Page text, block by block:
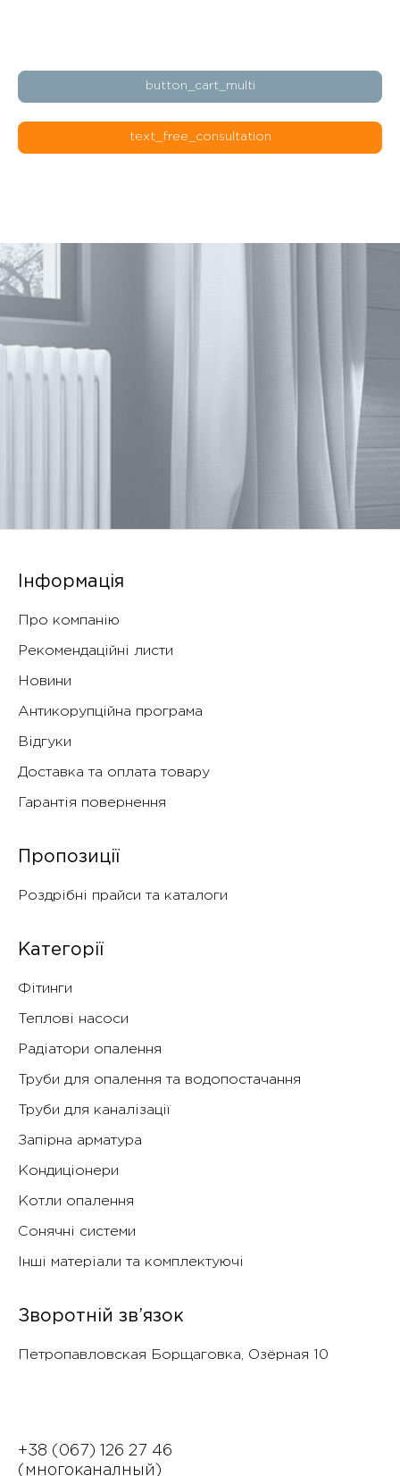
button_cart_multi
text_free_consultation
Інформація
Про компанію
Рекомендаційні листи
Новини
Антикорупційна програма
Відгуки
Доставка та оплата товару
Гарантія повернення
Пропозиції
Роздрібні прайси та каталоги
Категорії
Фітинги
Теплові насоси
Радіатори опалення
Труби для опалення та водопостачання
Труби для каналізації
Запірна арматура
Кондиціонери
Котли опалення
Сонячні системи
Інші матеріали та комплектуючі
Зворотній зв’язок
Петропавловская Борщаговка, Озëрная 10
+38 (067) 126 27 46
(многоканалный)